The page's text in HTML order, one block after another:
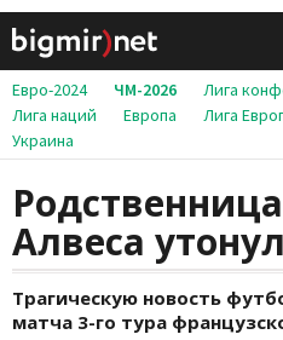
Евро-2024 ЧМ-2026 Лига
Лига наций
Европа Лига
Украина
Алвеса
Трагическую новость
матча 3-го тура